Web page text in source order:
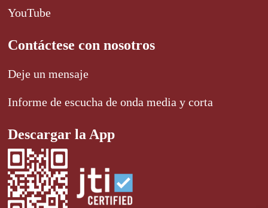
YouTube
Contáctese con nosotros
Deje un mensaje
Informe de escucha de onda media y corta
Descargar la App